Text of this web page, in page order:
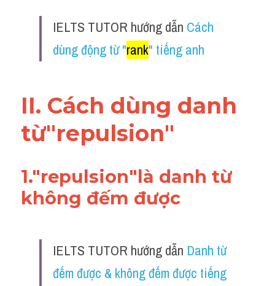
IELTS TUTOR hướng dẫn Cách
dùng động từ "rank" tiếng anh
II. Cách dùng danh
từ"repulsion"
1."repulsion"là danh từ
không đếm được
IELTS TUTOR hướng dẫn Danh từ
đếm được & không đếm được tiếng